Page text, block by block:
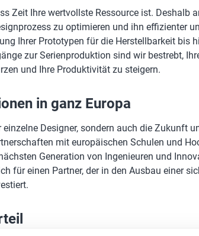
Zeit Ihre wertvollste Ressource ist. Deshalb
zu optimieren und ihn effizienter
Ihrer Prototypen für die Herstellbarkeit bis
zur Serienproduktion sind wir bestrebt,
und Ihre Produktivität zu steigern.
in ganz Europa
Designer, sondern auch die Zukunft
mit europäischen Schulen und
Generation von Ingenieuren und
für einen Partner, der in den Ausbau einer